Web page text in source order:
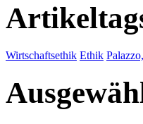
Wirtschaftsethik Ethik